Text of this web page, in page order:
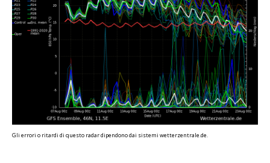
Gli errori o ritardi di questo radar dipendono dai sistemi wetterzentrale.de.